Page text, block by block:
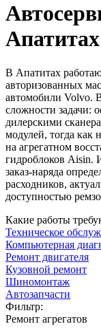
Апатитах
В Апатитах
авторизованных
автомобили Volvo.
сложности задачи:
дилерскими
модулей, тогда как
на агрегатном
гидроблоков Aisin.
заказ-наряда
расходников,
доступностью
Какие работы
Техническое
Компьютерная
Ремонт двигателя
Кузовной ремонт
Шиномонтаж
Автозапчасти
Фильтр:
Ремонт агрегатов